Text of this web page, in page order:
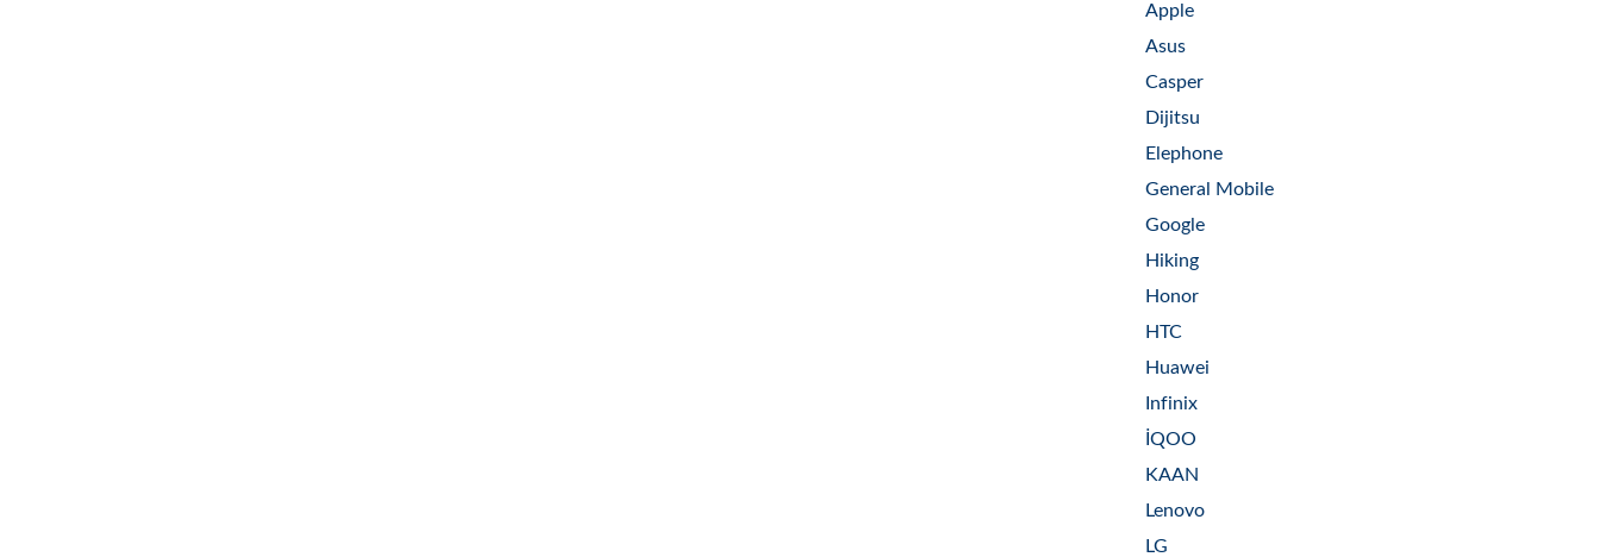
Apple
Asus
Casper
Dijitsu
Elephone
General Mobile
Google
Hiking
Honor
HTC
Huawei
Infinix
İQOO
KAAN
Lenovo
LG